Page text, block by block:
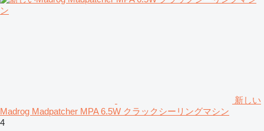
新しい
Madrog Madpatcher MPA 6.5W クラックシーリングマシン
4